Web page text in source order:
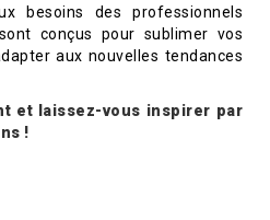
besoins des professionnels
conçus pour sublimer vos
aux nouvelles tendances
et laissez-vous inspirer par
!